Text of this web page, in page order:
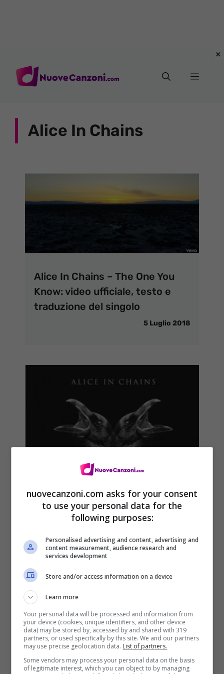
Menu
Alice In Chains
Alice In Chains – The One You
Know: video ufficiale, testo e
traduzione del singolo
5 Luglio 2018
Alice in Chains “Hollow” video
ufficiale
nuovecanzoni.com asks for your consent
to use your personal data for the
following purposes:
Personalised advertising and content, advertising and
content measurement, audience research and
services development
Store and/or access information on a device
Learn more
Your personal data will be processed and information from
your device (cookies, unique identifiers, and other device
data) may be stored by, accessed by and shared with 319
partners, or used specifically by this site. We and our partners
may use precise geolocation data. List of partners.
Some vendors may process your personal data on the basis
of legitimate interest, which you can object to by managing